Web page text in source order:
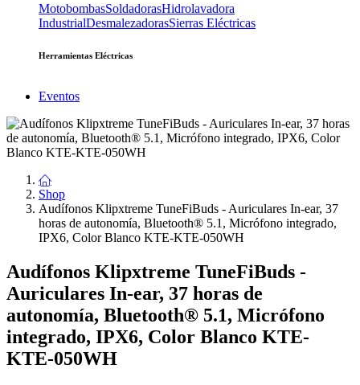
MotobombasSoldadorasHidrolavadora
IndustrialDesmalezadorasSierras Eléctricas
Herramientas Eléctricas
Eventos
Shop
Audífonos Klipxtreme TuneFiBuds - Auriculares In-ear, 37
horas de autonomía, Bluetooth® 5.1, Micrófono integrado,
IPX6, Color Blanco KTE-KTE-050WH
Audífonos Klipxtreme TuneFiBuds -
Auriculares In-ear, 37 horas de
autonomía, Bluetooth® 5.1, Micrófono
integrado, IPX6, Color Blanco KTE-
KTE-050WH